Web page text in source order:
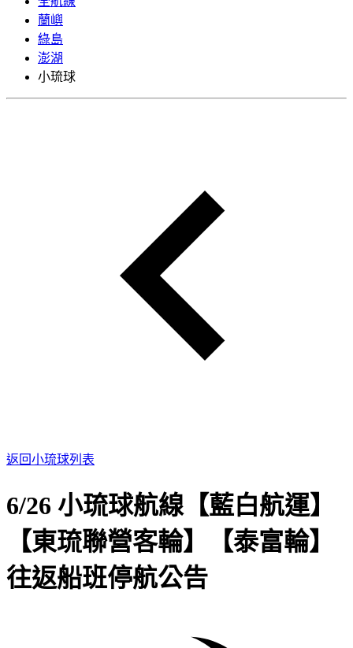
蘭嶼
綠島
澎湖
小琉球
返回小琉球列表
6/26 小琉球航線【藍白航運】
【東琉聯營客輪】【泰富輪】
往返船班停航公告